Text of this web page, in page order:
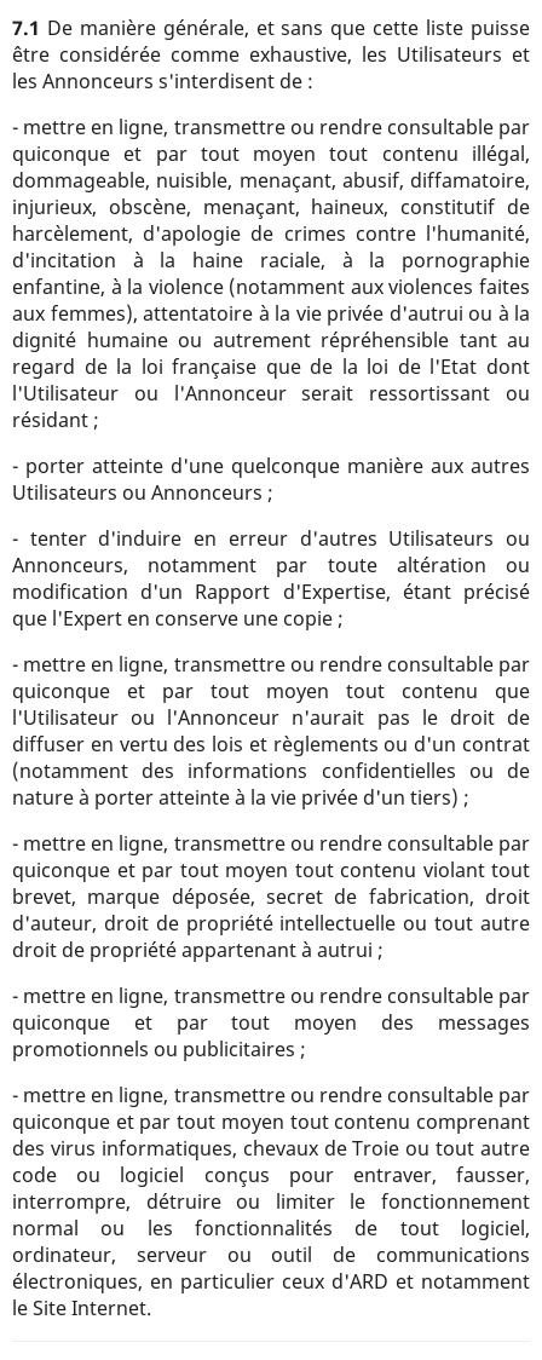
7.1 De manière générale, et sans que cette liste puisse
être considérée comme exhaustive, les Utilisateurs et
les Annonceurs s'interdisent de :
- mettre en ligne, transmettre ou rendre consultable par
quiconque et par tout moyen tout contenu illégal,
dommageable, nuisible, menaçant, abusif, diffamatoire,
injurieux, obscène, menaçant, haineux, constitutif de
harcèlement, d'apologie de crimes contre l'humanité,
d'incitation à la haine raciale, à la pornographie
enfantine, à la violence (notamment aux violences faites
aux femmes), attentatoire à la vie privée d'autrui ou à la
dignité humaine ou autrement répréhensible tant au
regard de la loi française que de la loi de l'Etat dont
l'Utilisateur ou l'Annonceur serait ressortissant ou
résidant ;
- porter atteinte d'une quelconque manière aux autres
Utilisateurs ou Annonceurs ;
- tenter d'induire en erreur d'autres Utilisateurs ou
Annonceurs, notamment par toute altération ou
modification d'un Rapport d'Expertise, étant précisé
que l'Expert en conserve une copie ;
- mettre en ligne, transmettre ou rendre consultable par
quiconque et par tout moyen tout contenu que
l'Utilisateur ou l'Annonceur n'aurait pas le droit de
diffuser en vertu des lois et règlements ou d'un contrat
(notamment des informations confidentielles ou de
nature à porter atteinte à la vie privée d'un tiers) ;
- mettre en ligne, transmettre ou rendre consultable par
quiconque et par tout moyen tout contenu violant tout
brevet, marque déposée, secret de fabrication, droit
d'auteur, droit de propriété intellectuelle ou tout autre
droit de propriété appartenant à autrui ;
- mettre en ligne, transmettre ou rendre consultable par
quiconque et par tout moyen des messages
promotionnels ou publicitaires ;
- mettre en ligne, transmettre ou rendre consultable par
quiconque et par tout moyen tout contenu comprenant
des virus informatiques, chevaux de Troie ou tout autre
code ou logiciel conçus pour entraver, fausser,
interrompre, détruire ou limiter le fonctionnement
normal ou les fonctionnalités de tout logiciel,
ordinateur, serveur ou outil de communications
électroniques, en particulier ceux d'ARD et notamment
le Site Internet.